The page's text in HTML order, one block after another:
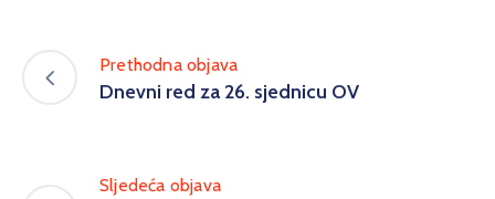
Prethodna objava
Dnevni red za 26. sjednicu OV
Sljedeća objava